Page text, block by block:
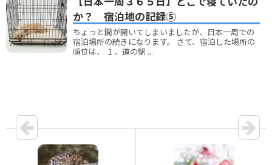
か？ 宿泊地の記録⑤
ちょっと間が開いてしまいましたが、日本一周での
宿泊場所の続きになります。 さて、宿泊した場所の
順位は、 １．道の駅 ...